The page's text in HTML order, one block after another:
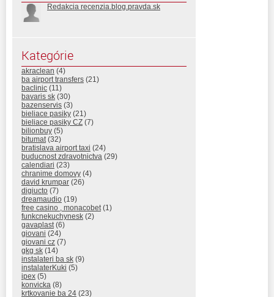
Redakcia recenzia.blog.pravda.sk
Kategórie
akraclean (4)
ba airport transfers (21)
baclinic (11)
bavaris sk (30)
bazenservis (3)
bieliace pasiky (21)
bieliace pasiky CZ (7)
bilionbuy (5)
bitumat (32)
bratislava airport taxi (24)
buducnost zdravotnictva (29)
calendiari (23)
chranime domovy (4)
david krumpar (26)
digiucto (7)
dreamaudio (19)
free casino , monacobet (1)
funkcnekuchynesk (2)
gavaplast (6)
giovani (24)
giovani cz (7)
gkg sk (14)
instalateri ba sk (9)
instalaterKuki (5)
ipex (5)
konvicka (8)
krtkovanie ba 24 (23)